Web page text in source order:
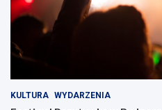
KULTURA WYDARZENIA